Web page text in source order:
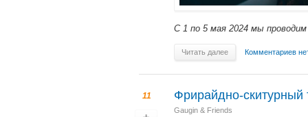
С 1 по 5 мая 2024 мы
Читать далее Комментариев
11 Фрирайдно-
Gaugin & Friends